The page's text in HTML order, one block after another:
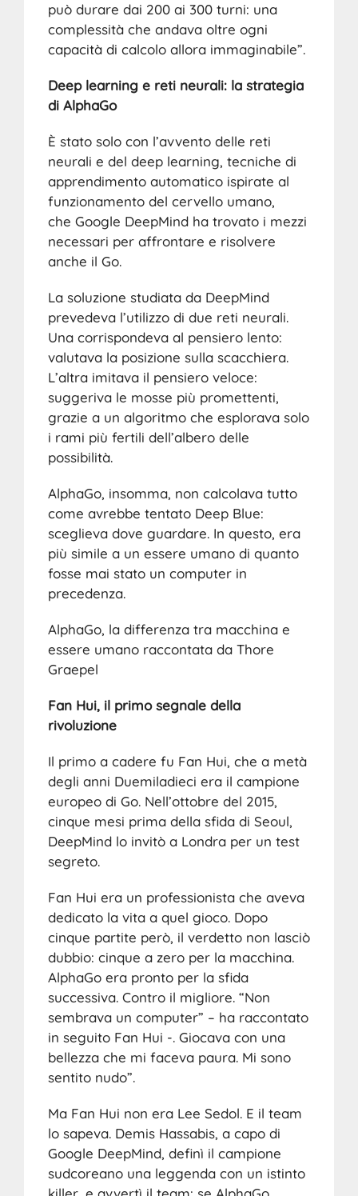
può durare dai 200 ai 300 turni: una
complessità che andava oltre ogni
capacità di calcolo allora immaginabile”.
Deep learning e reti neurali: la strategia
di AlphaGo
È stato solo con l’avvento delle reti
neurali e del deep learning, tecniche di
apprendimento automatico ispirate al
funzionamento del cervello umano,
che Google DeepMind ha trovato i mezzi
necessari per affrontare e risolvere
anche il Go.
La soluzione studiata da DeepMind
prevedeva l’utilizzo di due reti neurali.
Una corrispondeva al pensiero lento:
valutava la posizione sulla scacchiera.
L’altra imitava il pensiero veloce:
suggeriva le mosse più promettenti,
grazie a un algoritmo che esplorava solo
i rami più fertili dell’albero delle
possibilità.
AlphaGo, insomma, non calcolava tutto
come avrebbe tentato Deep Blue:
sceglieva dove guardare. In questo, era
più simile a un essere umano di quanto
fosse mai stato un computer in
precedenza.
AlphaGo, la differenza tra macchina e
essere umano raccontata da Thore
Graepel
Fan Hui, il primo segnale della
rivoluzione
Il primo a cadere fu Fan Hui, che a metà
degli anni Duemiladieci era il campione
europeo di Go. Nell’ottobre del 2015,
cinque mesi prima della sfida di Seoul,
DeepMind lo invitò a Londra per un test
segreto.
Fan Hui era un professionista che aveva
dedicato la vita a quel gioco. Dopo
cinque partite però, il verdetto non lasciò
dubbio: cinque a zero per la macchina.
AlphaGo era pronto per la sfida
successiva. Contro il migliore. “Non
sembrava un computer” – ha raccontato
in seguito Fan Hui -. Giocava con una
bellezza che mi faceva paura. Mi sono
sentito nudo”.
Ma Fan Hui non era Lee Sedol. E il team
lo sapeva. Demis Hassabis, a capo di
Google DeepMind, definì il campione
sudcoreano una leggenda con un istinto